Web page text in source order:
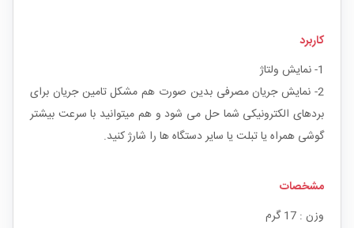
کاربرد
1- نمایش ولتاژ
2- نمایش جریان مصرفی بدین صورت هم مشکل تامین جریان برای
بردهای الکترونیکی شما حل می شود و هم میتوانید با سرعت بیشتر
گوشی همراه یا تبلت یا سایر دستگاه ها را شارژ کنید.
مشخصات
وزن : 17 گرم